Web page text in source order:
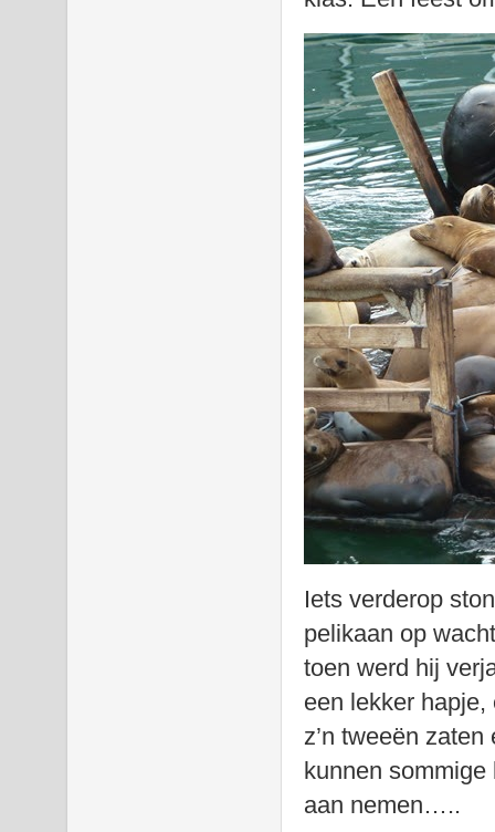
Iets verderop
pelikaan op
toen werd hij
een lekker
z’n tweeën
kunnen
aan nemen…..